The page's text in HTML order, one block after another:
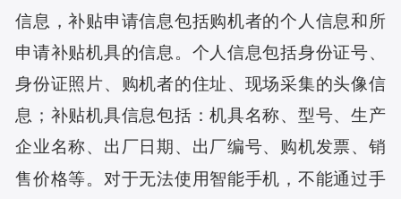
信息，补贴申请信息包括购机者的个人信息和所
申请补贴机具的信息。个人信息包括身份证号、
身份证照片、购机者的住址、现场采集的头像信
息；补贴机具信息包括：机具名称、型号、生产
企业名称、出厂日期、出厂编号、购机发票、销
售价格等。对于无法使用智能手机，不能通过手